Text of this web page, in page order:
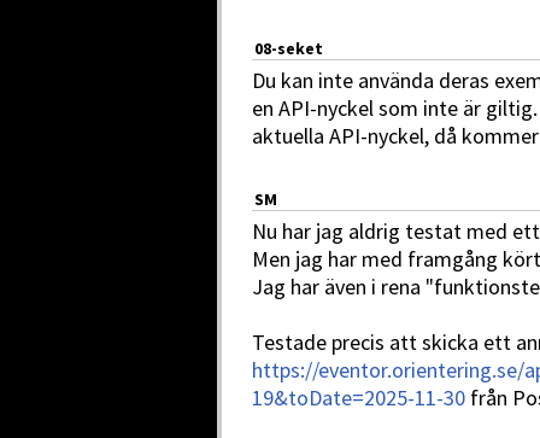
08-seket
Du kan inte använda deras
en API-nyckel som inte är
aktuella API-nyckel, då
SM
Nu har jag aldrig testat med
Men jag har med framgång
Jag har även i rena
Testade precis att skicka ett
https://eventor.orientering.se/
19&toDate=2025-11-30 från